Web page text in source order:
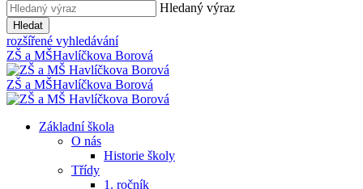
Hledaný výraz
Hledat
rozšířené vyhledávání
ZŠ a MŠHavlíčkova Borová
ZŠ a MŠHavlíčkova Borová
Základní škola
O nás
Historie školy
Třídy
1. ročník